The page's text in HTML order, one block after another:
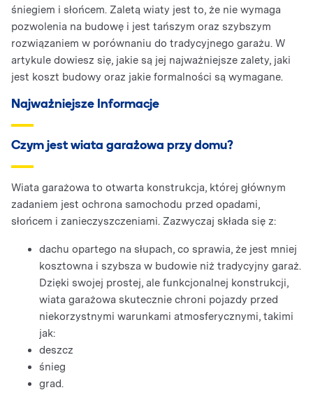
śniegiem i słońcem. Zaletą wiaty jest to, że nie wymaga
pozwolenia na budowę i jest tańszym oraz szybszym
rozwiązaniem w porównaniu do tradycyjnego garażu. W
artykule dowiesz się, jakie są jej najważniejsze zalety, jaki
jest koszt budowy oraz jakie formalności są wymagane.
Najważniejsze Informacje
Czym jest wiata garażowa przy domu?
Wiata garażowa to otwarta konstrukcja, której głównym
zadaniem jest ochrona samochodu przed opadami,
słońcem i zanieczyszczeniami. Zazwyczaj składa się z:
dachu opartego na słupach, co sprawia, że jest mniej
kosztowna i szybsza w budowie niż tradycyjny garaż.
Dzięki swojej prostej, ale funkcjonalnej konstrukcji,
wiata garażowa skutecznie chroni pojazdy przed
niekorzystnymi warunkami atmosferycznymi, takimi
jak:
deszcz
śnieg
grad.